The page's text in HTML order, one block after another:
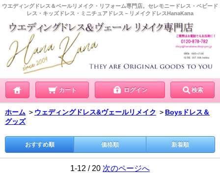
ウエディングドレス＆ベールリメイク・リフォーム専門店。セレモニードレス・ベビード
レス・キッズドレス・ミニチュアドレス－リメイクドレスHanaKana
カート ログイン 検索
ホーム ＞ ウェディングドレス&ヴェールリメイク ＞ Boysドレス＆
グッズ
おすすめ順 価格順 新着順
1-12 / 20 次のページへ